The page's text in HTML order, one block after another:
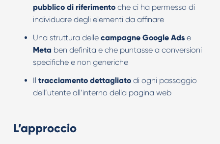
pubblico di riferimentoche ci ha permesso di
individuare degli elementi da affinare
Una struttura delle campagne Google Adse
Meta ben definita e che puntasse a conversioni
specifiche e non generiche
Il tracciamento dettagliatodi ogni passaggio
dell’utente all’interno della pagina web
L’approccio